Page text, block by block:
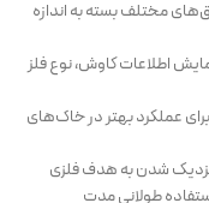
مختلف بسته به اندازه
اطلاعات کاوش، نوع فلز
عملکرد بهتر در خاک‌های
شدن به هدف فلزی
طولانی مدت